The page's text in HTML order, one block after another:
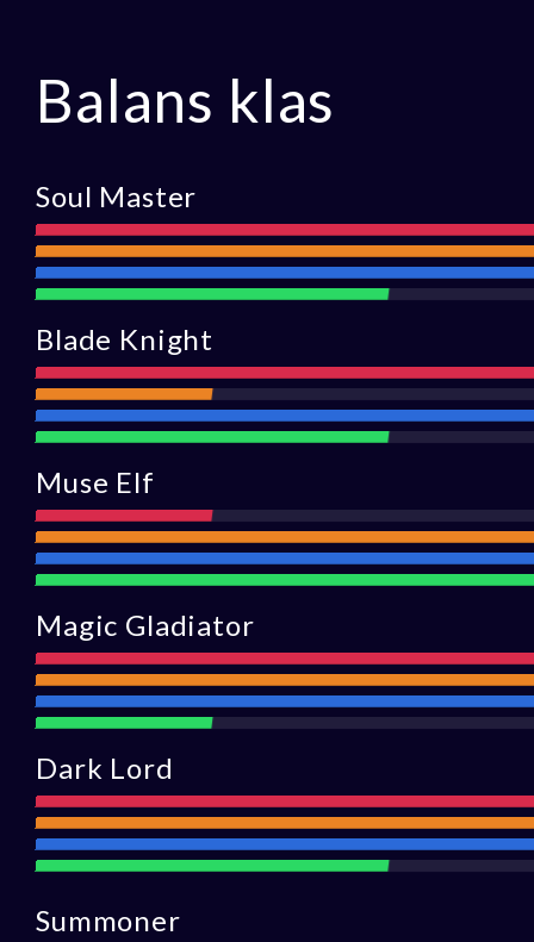
Balans klas
Soul Master
Atak
Zasięg
Obrona
Wsparcie
Blade Knight
Atak
Zasięg
Obrona
Wsparcie
Muse Elf
Atak
Zasięg
Obrona
Magic Gladiator
Atak
Zasięg
Obrona
Wsparcie
Dark Lord
Atak
Zasięg
Obrona
Wsparcie
Summoner